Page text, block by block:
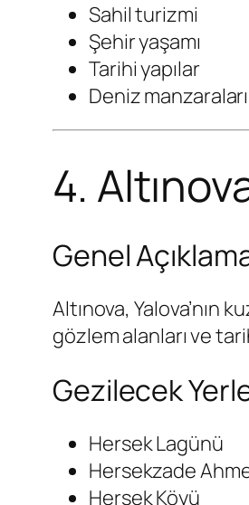
Sahil turizmi
Şehir yaşamı
Tarihi yapılar
Deniz manzaraları
4.
Genel
Altınova, Yalova’nın
gözlem alanları ve
Gezilecek
Hersek Lagünü
Hersekzade
Hersek Köyü